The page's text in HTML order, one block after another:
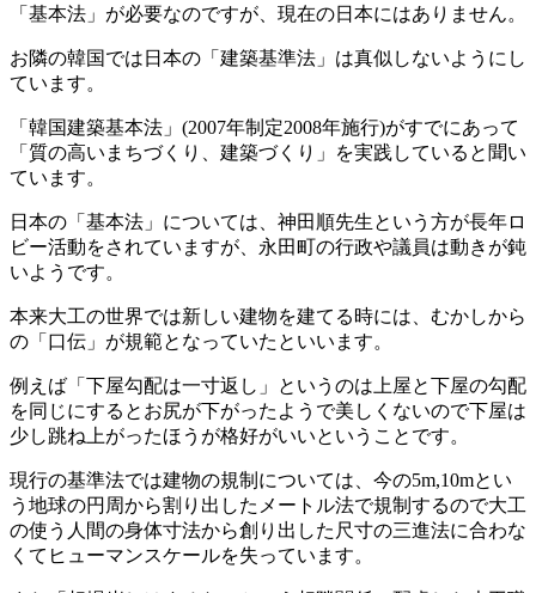
「基本法」が必要なのですが、現在の日本にはありません。
お隣の韓国では日本の「建築基準法」は真似しないようにし
ています。
「韓国建築基本法」(2007年制定2008年施行)がすでにあって
「質の高いまちづくり、建築づくり」を実践していると聞い
ています。
日本の「基本法」については、神田順先生という方が長年ロ
ビー活動をされていますが、永田町の行政や議員は動きが鈍
いようです。
本来大工の世界では新しい建物を建てる時には、むかしから
の「口伝」が規範となっていたといいます。
例えば「下屋勾配は一寸返し」というのは上屋と下屋の勾配
を同じにするとお尻が下がったようで美しくないので下屋は
少し跳ね上がったほうが格好がいいということです。
現行の基準法では建物の規制については、今の5m,10mとい
う地球の円周から割り出したメートル法で規制するので大工
の使う人間の身体寸法から創り出した尺寸の三進法に合わな
くてヒューマンスケールを失っています。